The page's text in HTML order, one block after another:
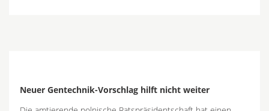
Neuer Gentechnik-Vorschlag hilft nicht weiter